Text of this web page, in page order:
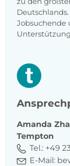
Jobsuchende
Amanda
Tempton
Tel.: +49
E-Mail: